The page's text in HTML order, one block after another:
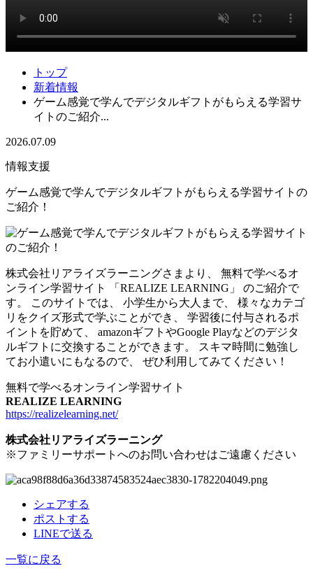
トップ
新着情報
ゲーム感覚で学んでデジタルギフトがもらえる学習サ
イトのご紹介...
2026.07.09
情報支援
ゲーム感覚で学んでデジタルギフトがもらえる学習サイトの
ご紹介！
株式会社リアライズラーニングさまより、 無料で学べるオ
ンライン学習サイト 「REALIZE LEARNING」 のご紹介で
す。 このサイトでは、 小学生から大人まで、 様々なカテゴ
リをクイズ形式で学ぶことができ、 学習後に付与されるポ
イントを貯めて、 amazonギフトやGoogle Playなどのデジタ
ルギフトに交換することができます。 スキマ時間に勉強し
てお小遣いにもなるので、 ぜひ利用してみてください！
無料で学べるオンライン学習サイト
REALIZE LEARNING
https://realizelearning.net/
株式会社リアライズラーニング
※ファミリーサポートへのお問い合わせはご遠慮ください
シェアする
ポストする
LINEで送る
一覧に戻る